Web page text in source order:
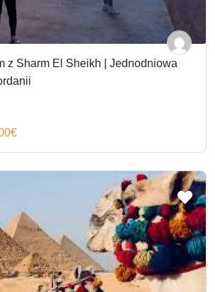
z Sharm El Sheikh | Jednodniowa